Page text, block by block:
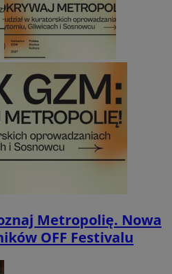
Metropolię. Nowa
OFF Festivalu